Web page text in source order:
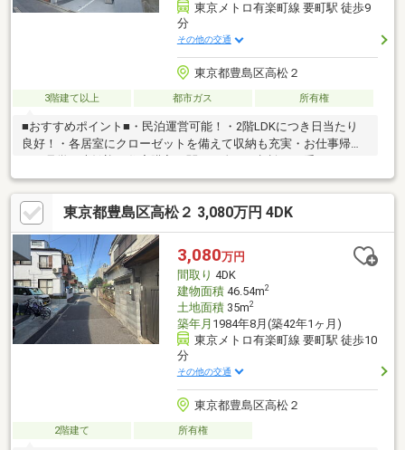
東京メトロ有楽町線 要町駅 徒歩9
分
その他の交通
東京都豊島区高松２
3階建て以上 都市ガス 所有権
■おすすめポイント■・民泊運営可能！・2階LDKにつき日当たり
良好！・各居室にクローゼットを備えて収納も充実・お仕事帰り
す・探し始めのお客様、正しい家探しをお伝えします＊ご来店頂
きアンケート回答でギフトカードプレゼント！■交通アクセス■・
東京メトロ有楽町線【要町】駅徒歩9分----------------------お気軽に下
記の《資料請求》又は《見学予約》ボタンをクリック！又は大和
アクタス 0120-105-111(通話無料)まで
東京都豊島区高松２ 3,080万円 4DK
3,080万円
間取り 4DK
建物面積46.54m2
土地面積35m2
築年月 1984年8月(築42年1ヶ月)
東京メトロ有楽町線 要町駅 徒歩10
分
その他の交通
東京都豊島区高松２
2階建て 所有権